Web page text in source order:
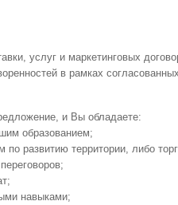
услуг и маркетинговых
в рамках
и Вы обладаете:
образованием;
развитию территории, либо
навыками;